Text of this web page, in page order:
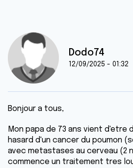
Dodo74
12/09/2025 - 01:32
Bonjour a tous,
Mon papa de 73 ans vient d'etre
hasard d'un cancer du poumon
avec metastases au cerveau (2
commence un traitement tres